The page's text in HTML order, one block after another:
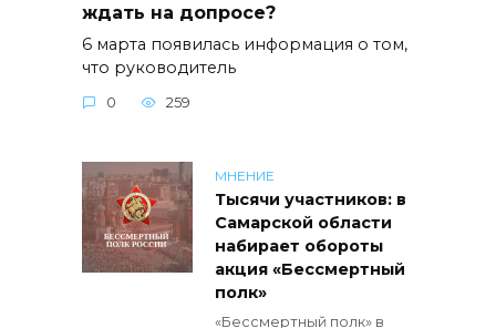
ждать на допросе?
6 марта появилась информация о том,
что руководитель
0 259
МНЕНИЕ
Тысячи участников: в
Самарской области
набирает обороты
акция «Бессмертный
полк»
«Бессмертный полк» в